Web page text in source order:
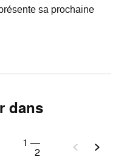
sa prochaine
dans
1 —
2